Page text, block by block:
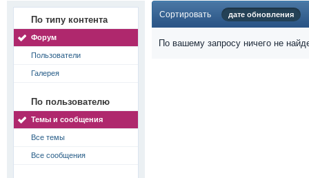
По типу контента
Форум
Пользователи
Галерея
По пользователю
Темы и сообщения
Все темы
Все сообщения
Сортировать дате обновления
По вашему запросу ничего не